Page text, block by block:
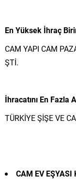
En Yüksek İhraç
CAM YAPI CAM
ŞTİ.
İhracatını En Fazla
TÜRKİYE ŞİŞE VE
CAM EV EŞYASI